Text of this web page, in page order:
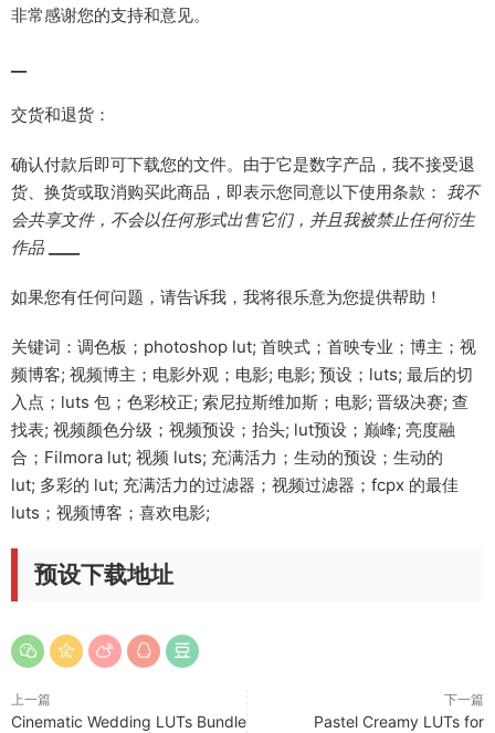
非常感谢您的支持和意见。
交货和退货：
确认付款后即可下载您的文件。由于它是数字产品，我不接受退
货、换货或取消购买此商品，即表示您同意以下使用条款： 我不
会共享文件，不会以任何形式出售它们，并且我被禁止任何衍生
作品
如果您有任何问题，请告诉我，我将很乐意为您提供帮助！
关键词：调色板；photoshop lut; 首映式；首映专业；博主；视
频博客; 视频博主；电影外观；电影; 电影; 预设；luts; 最后的切
入点；luts 包；色彩校正; 索尼拉斯维加斯；电影; 晋级决赛; 查
找表; 视频颜色分级；视频预设；抬头; lut预设；巅峰; 亮度融
合；Filmora lut; 视频 luts; 充满活力；生动的预设；生动的
lut; 多彩的 lut; 充满活力的过滤器；视频过滤器；fcpx 的最佳
luts；视频博客；喜欢电影;
预设下载地址
上一篇
Cinematic Wedding LUTs Bundle
下一篇
Pastel Creamy LUTs for